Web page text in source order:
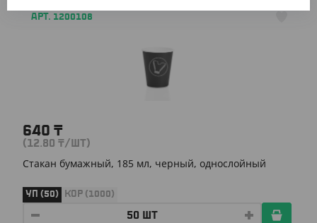
АРТ. 1200108
640 ₸
(12.80 ₸/ШТ)
Стакан бумажный, 185 мл, черный, однослойный
УП (50) КОР (1000)